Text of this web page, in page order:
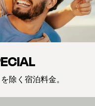
除く宿泊料金。